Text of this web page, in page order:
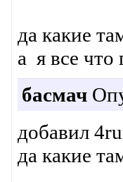
да какие
а я все что
басмач
добавил
да какие